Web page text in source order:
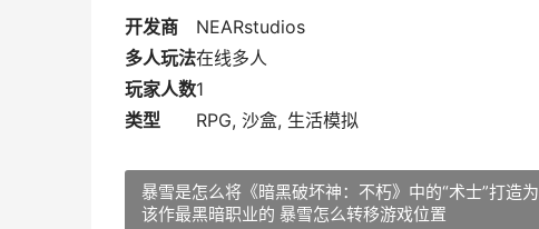
开发商
NEARstudios
多人玩法在线多人
玩家人数1
类型
RPG, 沙盒, 生活模拟
暴雪是怎么将《暗黑破坏神：不朽》中的“术士”打造为
该作最黑暗职业的 暴雪怎么转移游戏位置